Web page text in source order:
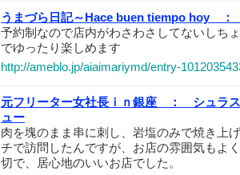
うまづら日記～Hace buen tiempo hoy ：
予約制なので店内がわさわさしてないしち
でゆったり楽しめます
http://ameblo.jp/aiaimariymd/entry-
元フリーター女社長ｉｎ銀座 ：
シュラ
ュー
肉を塊のまま串に刺し、岩塩のみで焼き上
チで訪問したんですが、お店の雰囲気もよ
切で、居心地のいいお店でした。